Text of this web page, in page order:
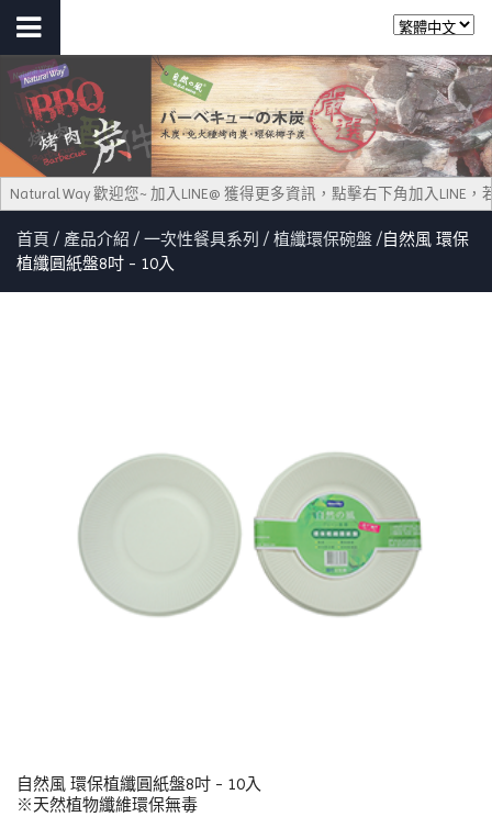
Way 歡迎您~ 加入LINE@ 獲得更多資訊，點擊右下角加入LINE，
首頁 產品介紹 一次性餐具系列 植纖環保碗盤
自然風 環保
植纖圓紙盤8吋 - 10入
自然風 環保植纖圓紙盤8吋 - 10入
※天然植物纖維環保無毒